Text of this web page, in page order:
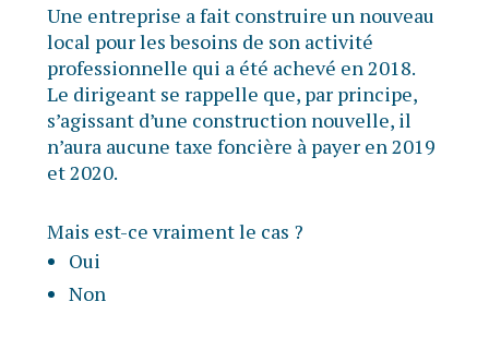
Une entreprise a fait construire un nouveau
local pour les besoins de son activité
professionnelle qui a été achevé en 2018.
Le dirigeant se rappelle que, par principe,
s’agissant d’une construction nouvelle, il
n’aura aucune taxe foncière à payer en 2019
et 2020.
Mais est-ce vraiment le cas ?
Oui
Non